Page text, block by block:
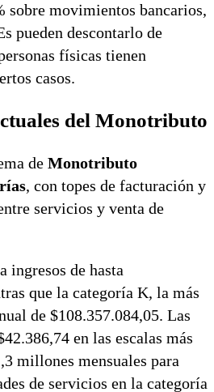
sobre movimientos bancarios,
pueden descontarlo de
físicas tienen
casos.
del Monotributo
de Monotributo
, con topes de facturación y
servicios y venta de
ingresos de hasta
que la categoría K, la más
de $108.357.084,05. Las
en las escalas más
millones mensuales para
de servicios en la categoría